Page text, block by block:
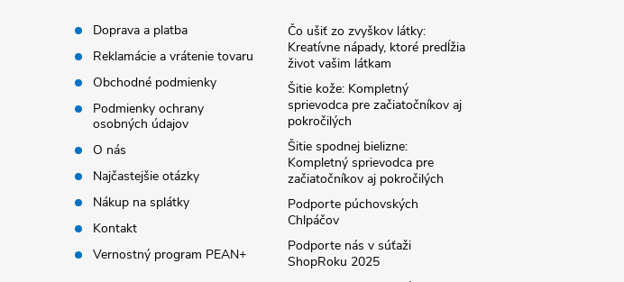
Doprava a platba
Reklamácie a vrátenie tovaru
Obchodné podmienky
Podmienky ochrany
osobných údajov
O nás
Najčastejšie otázky
Nákup na splátky
Kontakt
Vernostný program PEAN+
Čo ušiť zo zvyškov látky:
Kreatívne nápady, ktoré predĺžia
život vašim látkam
Šitie kože: Kompletný
sprievodca pre začiatočníkov aj
pokročilých
Šitie spodnej bielizne:
Kompletný sprievodca pre
začiatočníkov aj pokročilých
Podporte púchovských
Chlpáčov
Podporte nás v súťaži
ShopRoku 2025